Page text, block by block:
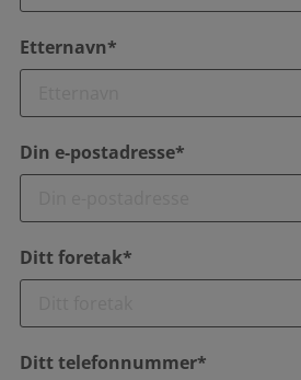
Etternavn*
Din e-postadresse*
Ditt foretak*
Ditt telefonnummer*